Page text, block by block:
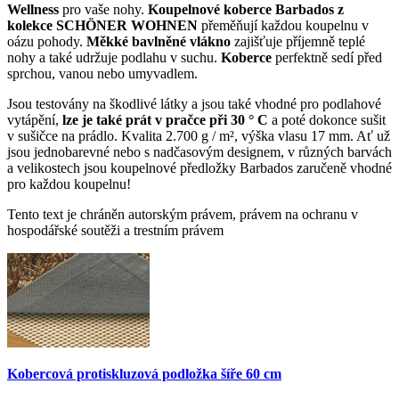
Wellness pro vaše nohy. Koupelnové koberce Barbados z
kolekce SCHÖNER WOHNEN přeměňují každou koupelnu v
oázu pohody. Měkké bavlněné vlákno zajišťuje příjemně teplé
nohy a také udržuje podlahu v suchu. Koberce perfektně sedí před
sprchou, vanou nebo umyvadlem.
Jsou testovány na škodlivé látky a jsou také vhodné pro podlahové
vytápění, lze je také prát v pračce při 30 ° C a poté dokonce sušit
v sušičce na prádlo. Kvalita 2.700 g / m², výška vlasu 17 mm. Ať už
jsou jednobarevné nebo s nadčasovým designem, v různých barvách
a velikostech jsou koupelnové předložky Barbados zaručeně vhodné
pro každou koupelnu!
Tento text je chráněn autorským právem, právem na ochranu v
hospodářské soutěži a trestním právem
Kobercová protiskluzová podložka šíře 60 cm